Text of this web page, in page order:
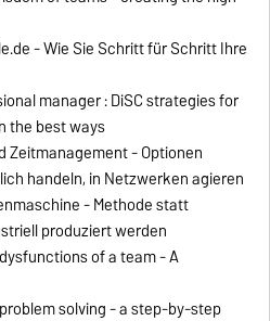
- Wie Sie Schritt für Schritt Ihre
manager : DiSC strategies for
the best ways
Zeitmanagement - Optionen
handeln, in Netzwerken agieren
- Methode statt
produziert werden
of a team - A
solving - a step-by-step